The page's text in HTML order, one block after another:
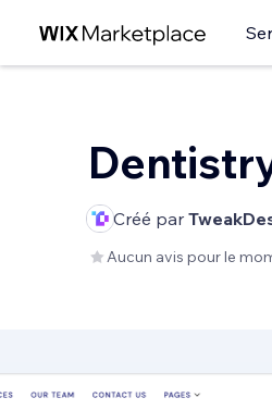
Créé par
Aucun avis pour le